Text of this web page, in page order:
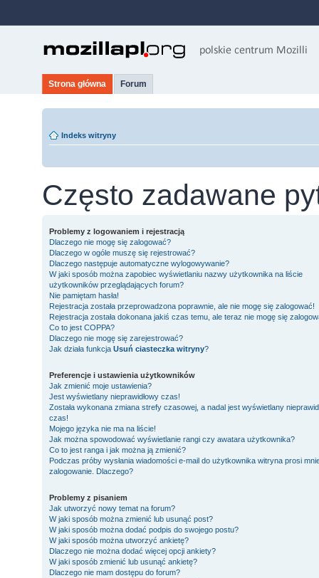
Strona główna Forum
Indeks witryny
Często zadawane
Problemy z logowaniem i rejestracją
Dlaczego nie mogę się zalogować?
Dlaczego w ogóle muszę się rejestrować?
Dlaczego następuje automatyczne wylogowywanie?
W jaki sposób można zapobiec wyświetlaniu nazwy użytkownika na liście
użytkowników przeglądających forum?
Nie pamiętam hasła!
Rejestracja została przeprowadzona poprawnie, ale nie mogę się zalogować!
Rejestracja została dokonana jakiś czas temu, ale teraz nie mogę się
Co to jest COPPA?
Dlaczego nie mogę się zarejestrować?
Jak działa funkcja Usuń ciasteczka witryny?
Preferencje i ustawienia użytkowników
Jak zmienić moje ustawienia?
Jest wyświetlany nieprawidłowy czas!
Została wykonana zmiana strefy czasowej, a nadal jest wyświetlany
czas!
Mojego języka nie ma na liście!
Jak można spowodować wyświetlanie rangi czy awatara użytkownika?
Co to jest ranga i jak można ją zmienić?
Podczas próby wysłania wiadomości e-mail do użytkownika witryna prosi
zalogowanie. Dlaczego?
Problemy z pisaniem
Jak utworzyć nowy temat na forum?
W jaki sposób można zmienić lub usunąć post?
W jaki sposób można dodać podpis do swojego postu?
W jaki sposób można utworzyć ankietę?
Dlaczego nie można dodać więcej opcji ankiety?
W jaki sposób zmienić lub usunąć ankietę?
Dlaczego nie mam dostępu do forum?